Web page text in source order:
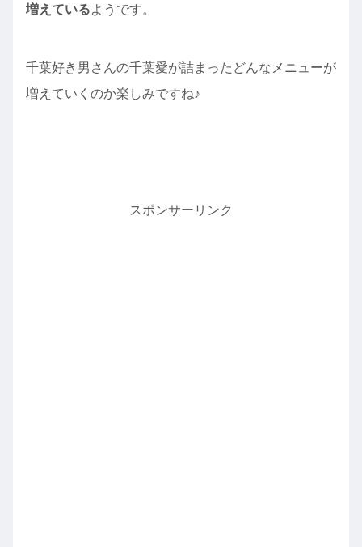
増えているようです。
千葉好き男さんの千葉愛が詰まったどんなメニューが
増えていくのか楽しみですね♪
スポンサーリンク